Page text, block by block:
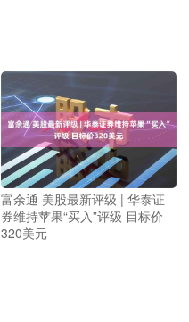
富余通 美股最新评级 | 华泰证
券维持苹果“买入”评级 目标价
320美元